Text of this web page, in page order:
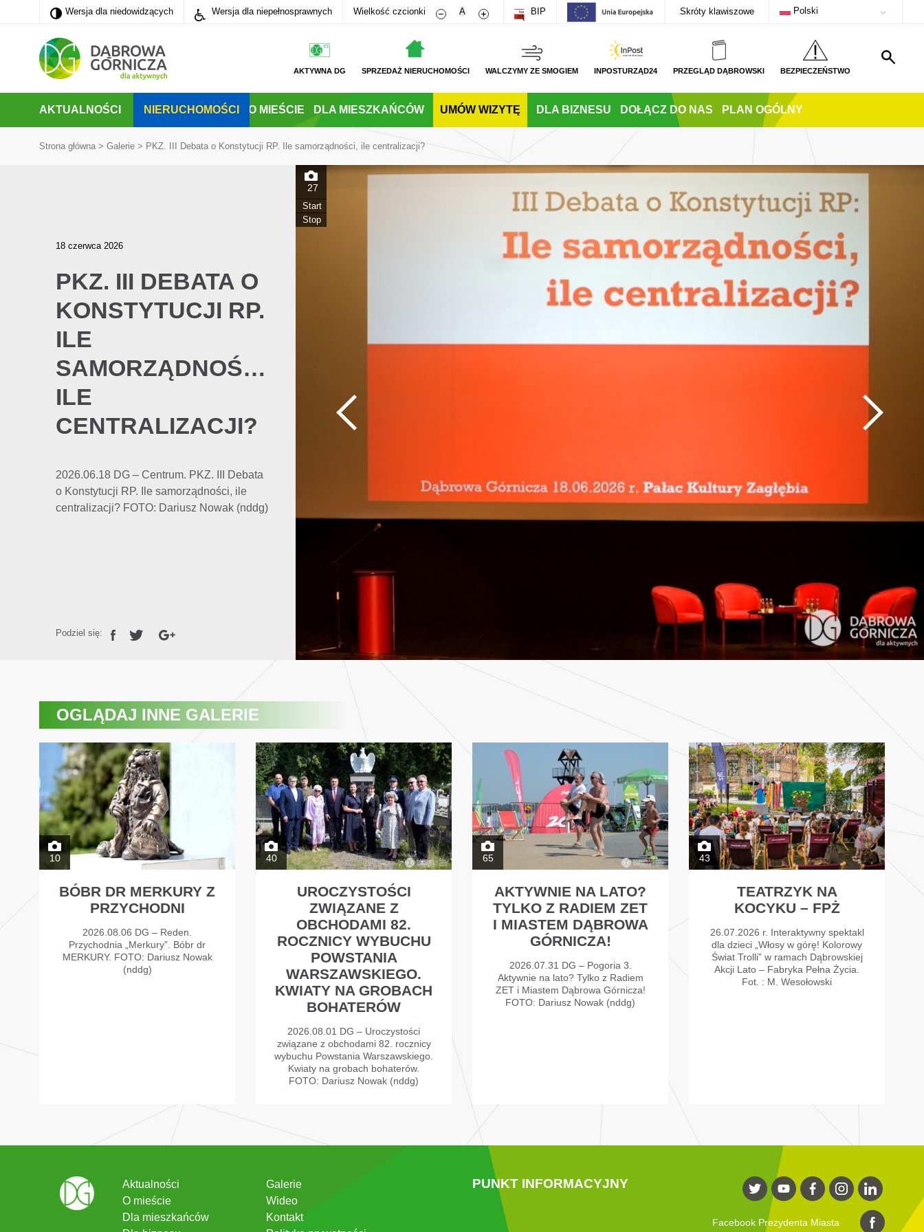
PRZEJDŹ DO MENU GŁÓWNEGO
PRZEJDŹ DO WYSZUKIWARKI
PRZEJDŹ DO TREŚCI
Wersja dla niedowidzących
Wersja dla niedowidzących Wersja dla niepełnosprawnych Wielkość czcionki Zmniejsz rozmiar czcionki
A Zwiększ rozmiar czcionki
BIP Skróty klawiszowe Polski
AKTYWNA DG SPRZEDAŻ NIERUCHOMOŚCI WALCZYMY ZE SMOGIEM INPOSTURZĄD24 PRZEGLĄD DĄBROWSKI BEZPIECZEŃSTWO
AKTUALNOŚCI NIERUCHOMOŚCI O MIEŚCIE DLA MIESZKAŃCÓW UMÓW WIZYTĘ DLA BIZNESU DOŁĄCZ DO NAS PLAN OGÓLNY
Strona główna > Galerie > PKZ. III Debata o Konstytucji RP. Ile samorządności, ile centralizacji?
18 czerwca 2026
PKZ. III DEBATA O
KONSTYTUCJI RP.
ILE
SAMORZĄDNOŚCI,
ILE
CENTRALIZACJI?
27
Start
Stop
2026.06.18 DG – Centrum. PKZ. III Debata
o Konstytucji RP. Ile samorządności, ile
centralizacji? FOTO: Dariusz Nowak (nddg)
Podziel się:
OGLĄDAJ INNE GALERIE
10
BÓBR DR MERKURY Z
PRZYCHODNI
2026.08.06 DG – Reden.
Przychodnia „Merkury”. Bóbr dr
MERKURY. FOTO: Dariusz Nowak
(nddg)
40
UROCZYSTOŚCI
ZWIĄZANE Z
OBCHODAMI 82.
ROCZNICY WYBUCHU
POWSTANIA
WARSZAWSKIEGO.
KWIATY NA GROBACH
BOHATERÓW
2026.08.01 DG – Uroczystości
związane z obchodami 82. rocznicy
wybuchu Powstania Warszawskiego.
Kwiaty na grobach bohaterów.
FOTO: Dariusz Nowak (nddg)
65
AKTYWNIE NA LATO?
TYLKO Z RADIEM ZET
I MIASTEM DĄBROWA
GÓRNICZA!
2026.07.31 DG – Pogoria 3.
Aktywnie na lato? Tylko z Radiem
ZET i Miastem Dąbrowa Górnicza!
FOTO: Dariusz Nowak (nddg)
43
TEATRZYK NA
KOCYKU – FPŻ
26.07.2026 r. Interaktywny spektakl
dla dzieci „Włosy w górę! Kolorowy
Świat Trolli” w ramach Dąbrowskiej
Akcji Lato – Fabryka Pełna Życia.
Fot. : M. Wesołowski
Aktualności
O mieście
Dla mieszkańców
Galerie
Wideo
Kontakt
PUNKT INFORMACYJNY
Facebook Prezydenta Miasta